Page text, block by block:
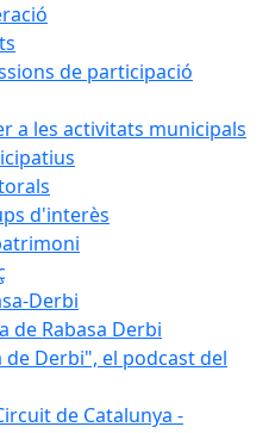
de participació
a les activitats municipals
d'interès
Derbi
de Rabasa Derbi
de Derbi", el podcast del
de Catalunya -